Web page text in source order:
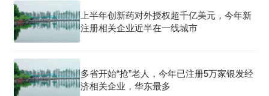
上半年创新药对外授权超千亿美元，今年新
注册相关企业近半在一线城市
多省开始“抢”老人，今年已注册5万家银发经
济相关企业，华东最多